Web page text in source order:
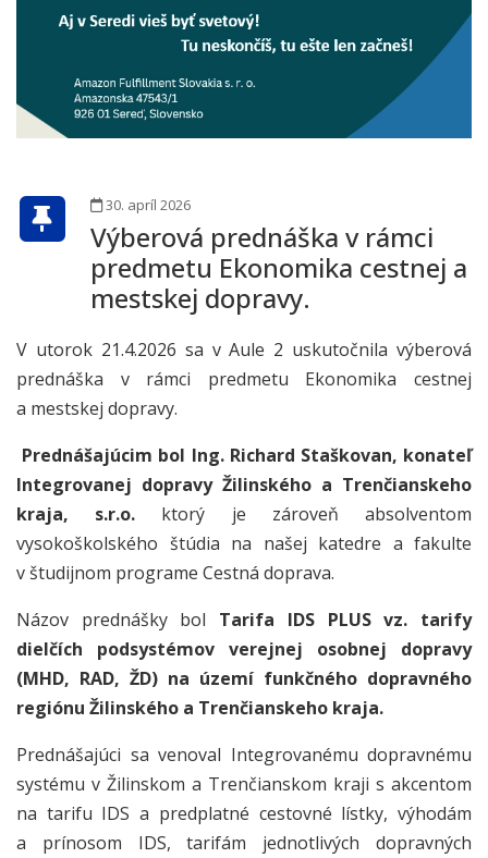
30. apríl 2026
Výberová prednáška v rámci
predmetu Ekonomika cestnej a
mestskej dopravy.
V utorok 21.4.2026 sa v Aule 2 uskutočnila výberová
prednáška v rámci predmetu Ekonomika cestnej
a mestskej dopravy.
Prednášajúcim bol Ing. Richard Staškovan, konateľ
Integrovanej dopravy Žilinského a Trenčianskeho
kraja, s.r.o. ktorý je zároveň absolventom
vysokoškolského štúdia na našej katedre a fakulte
v študijnom programe Cestná doprava.
Názov prednášky bol Tarifa IDS PLUS vz. tarify
dielčích podsystémov verejnej osobnej dopravy
(MHD, RAD, ŽD) na území funkčného dopravného
regiónu Žilinského a Trenčianskeho kraja.
Prednášajúci sa venoval Integrovanému dopravnému
systému v Žilinskom a Trenčianskom kraji s akcentom
na tarifu IDS a predplatné cestovné lístky, výhodám
a prínosom IDS, tarifám jednotlivých dopravných